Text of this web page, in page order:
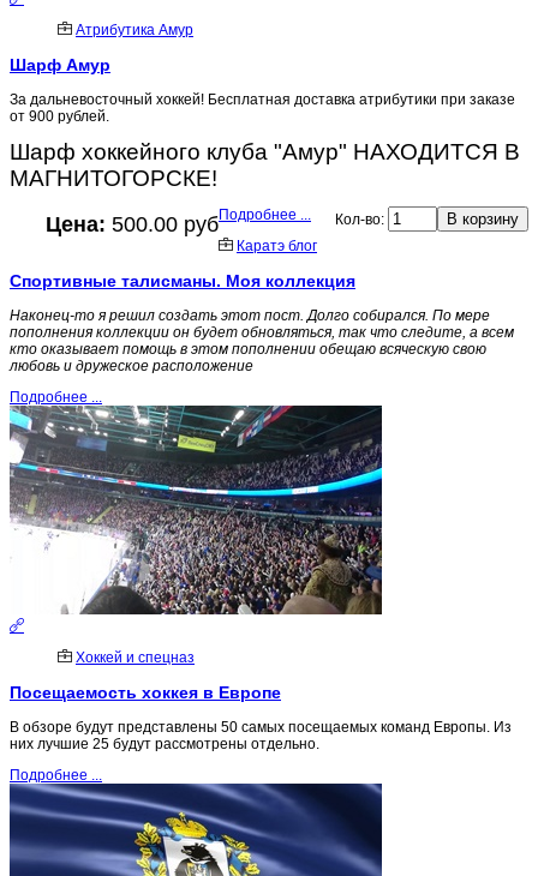
Атрибутика Амур
Шарф Амур
За дальневосточный хоккей! Бесплатная доставка атрибутики при заказе
от 900 рублей.
Шарф хоккейного клуба "Амур" НАХОДИТСЯ В
МАГНИТОГОРСКЕ!
Цена: 500.00 руб Кол-во:
Подробнее ...
Каратэ блог
Спортивные талисманы. Моя коллекция
Наконец-то я решил создать этот пост. Долго собирался. По мере
пополнения коллекции он будет обновляться, так что следите, а всем
кто оказывает помощь в этом пополнении обещаю всяческую свою
любовь и дружеское расположение
Подробнее ...
Хоккей и спецназ
Посещаемость хоккея в Европе
В обзоре будут представлены 50 самых посещаемых команд Европы. Из
них лучшие 25 будут рассмотрены отдельно.
Подробнее ...